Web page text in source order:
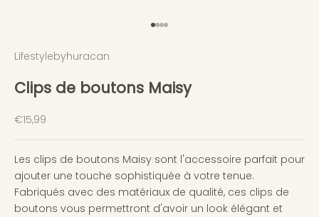
Aller à l'élément 1
Aller à l'élément 2
Aller à l'élément 3
Aller à l'élément 4
Lifestylebyhuracan
Clips de boutons Maisy
Prix de vente
€15,99
Les clips de boutons Maisy sont l'accessoire parfait pour
ajouter une touche sophistiquée à votre tenue.
Fabriqués avec des matériaux de qualité, ces clips de
boutons vous permettront d'avoir un look élégant et